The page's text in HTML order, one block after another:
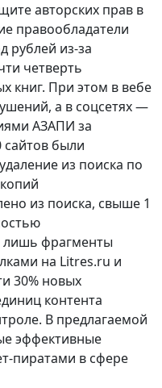
авторских прав в
правообладатели
рублей из-за
четверть
книг. При этом в вебе
а в соцсетях —
АЗАПИ за
сайтов были
из поиска по
из поиска, свыше 1
лишь фрагменты
на Litres.ru и
30% новых
контента
В предлагаемой
эффективные
пиратами в сфере